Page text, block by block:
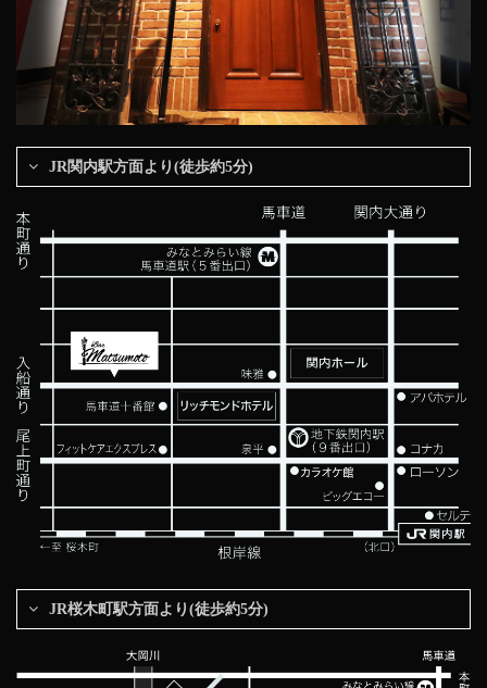
JR関内駅方面より(徒歩約5分)
JR桜木町駅方面より(徒歩約5分)